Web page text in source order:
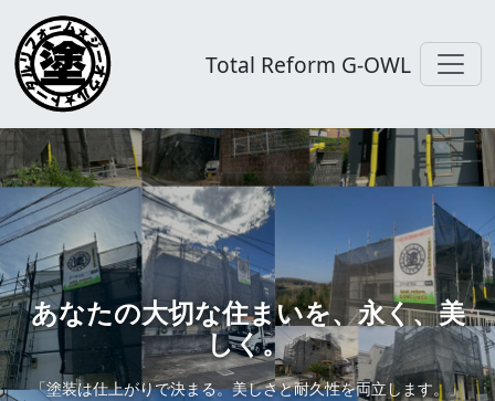
Total Reform G-OWL
あなたの大切な住まいを、永く、美
しく。
「塗装は仕上がりで決まる。美しさと耐久性を両立します。」